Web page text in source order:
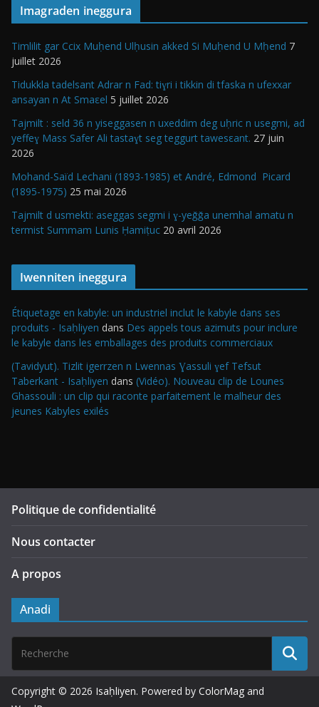
Imagraden ineggura
Timlilit gar Ccix Muḥend Ulḥusin akked Si Muḥend U Mḥend 7
juillet 2026
Tidukkla tadelsant Adrar n Fad: tiɣri i tikkin di tfaska n ufexxar
ansayan n At Smaεel 5 juillet 2026
Tajmilt : seld 36 n yiseggasen n uxeddim deg uḥric n usegmi, ad
yeffeɣ Mass Safer Ali tastaɣt seg teggurt tawesεant. 27 juin
2026
Mohand-Saïd Lechani (1893-1985) et André, Edmond Picard
(1895-1975) 25 mai 2026
Tajmilt d usmekti: aseggas segmi i ɣ-yeǧǧa unemhal amatu n
termist Summam Lunis Ḥamiṭuc 20 avril 2026
Iwenniten ineggura
Étiquetage en kabyle: un industriel inclut le kabyle dans ses
produits - Isaḥliyen dans Des appels tous azimuts pour inclure
le kabyle dans les emballages des produits commerciaux
(Tavidyut). Tizlit igerrzen n Lwennas Ɣassuli ɣef Tefsut
Taberkant - Isaḥliyen dans (Vidéo). Nouveau clip de Lounes
Ghassouli : un clip qui raconte parfaitement le malheur des
jeunes Kabyles exilés
Politique de confidentialité
Nous contacter
A propos
Anadi
Copyright © 2026 Isaḥliyen. Powered by ColorMag and